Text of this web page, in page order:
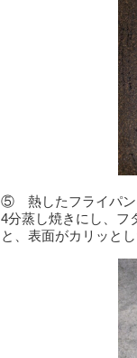
⑤ 熱したフライパン
4分蒸し焼きにし、フ
と、表面がカリッと